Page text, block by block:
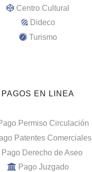
Centro Cultural
Dideco
Turismo
PAGOS EN LINEA
Permiso Circulación
Patentes Comerciales
Pago Derecho de Aseo
Pago Juzgado